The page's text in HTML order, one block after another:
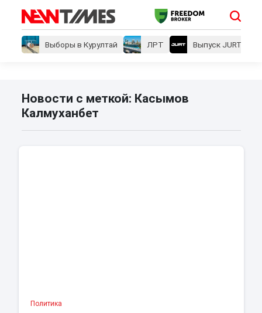
Выборы в Курултай ЛРТ Выпуск JURT
Новости с меткой: Касымов
Калмуханбет
Политика